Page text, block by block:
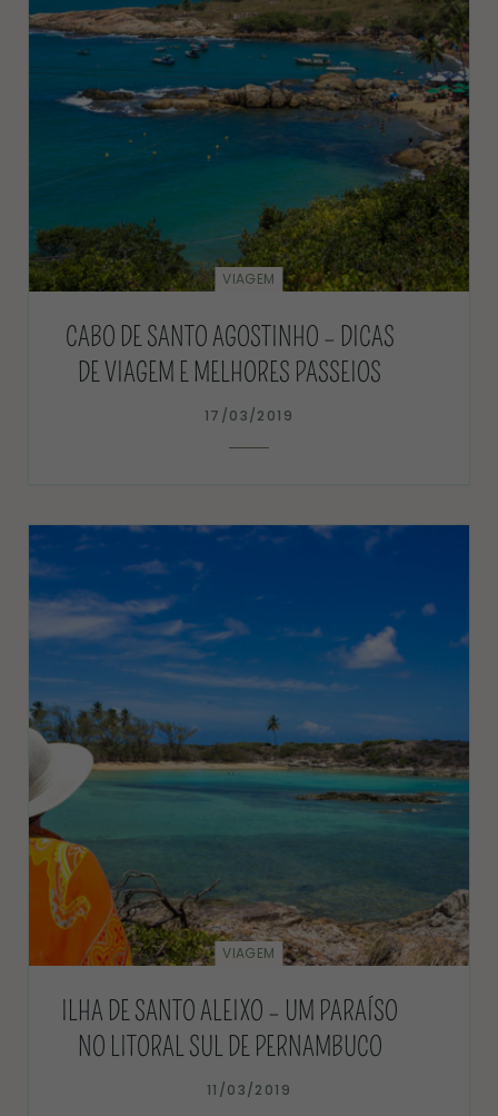
VIAGEM
CABO DE SANTO AGOSTINHO – DICAS
DE VIAGEM E MELHORES PASSEIOS
17/03/2019
VIAGEM
ILHA DE SANTO ALEIXO – UM PARAÍSO
NO LITORAL SUL DE PERNAMBUCO
11/03/2019